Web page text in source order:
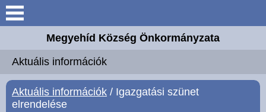
Keresés
Megyehíd
Megyehíd Község Önkormányzata
Aktuális információk
Aktuális információk / Igazgatási szünet
elrendelése